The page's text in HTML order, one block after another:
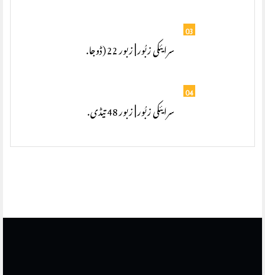
03
سرایئکی زبُور | زبور 22 (ڈوجا.
04
سرایئکی زبُور | زبور 48 تیڈی.